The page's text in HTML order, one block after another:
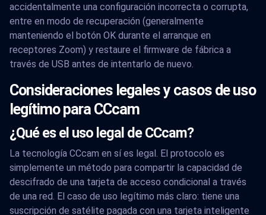
accidentalmente una configuración incorrecta o corrupta,
entre en modo de recuperación (generalmente
manteniendo el botón OK durante el arranque en
receptores Zoom) y restaure el firmware de fábrica a
través de USB antes de intentarlo de nuevo.
Consideraciones legales y casos de uso
legítimo para CCcam
¿Qué es el uso legal de CCcam?
La tecnología CCcam en sí es legal. El protocolo es
simplemente un método para compartir la capacidad de
descifrado de una tarjeta de acceso condicional a través
de una red. El caso de uso legítimo más claro: tiene una
suscripción de satélite pagada con una tarjeta inteligente